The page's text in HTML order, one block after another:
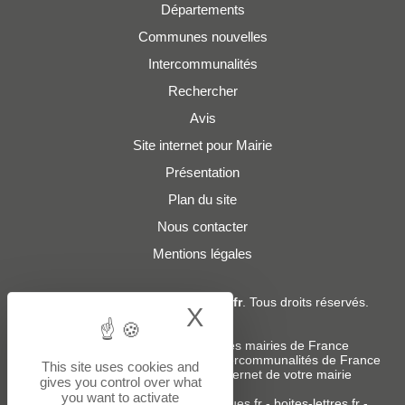
Départements
Communes nouvelles
Intercommunalités
Rechercher
Avis
Site internet pour Mairie
Présentation
Plan du site
Nous contacter
Mentions légales
Adresses-Mairies.fr. Tous droits réservés.
Services :
Liste des adresses e-mails des mairies de France
Liste des adresses e-mails des intercommunalités de France
-Création ou refonte du site internet de votre mairie
This site uses cookies and
gives you control over what
you want to activate
X